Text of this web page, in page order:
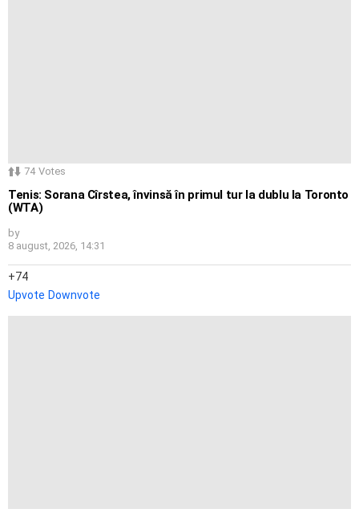
74 Votes
Tenis: Sorana Cîrstea, învinsă în primul tur la dublu la Toronto
(WTA)
by
8 august, 2026, 14:31
74
Upvote Downvote